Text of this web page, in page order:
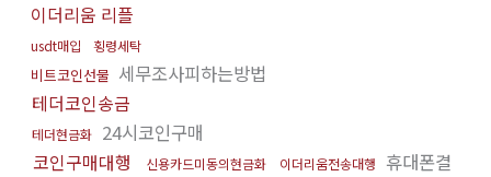
이더리움 리플
usdt매입 횡령세탁
비트코인선물 세무조사피하는방법
테더코인송금
테더현금화 24시코인구매
코인구매대행
신용카드미동의현금화 이더리움전송대행
휴대폰결